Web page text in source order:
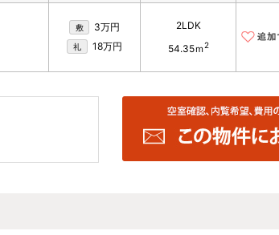
敷 3万円
礼 18万円
2LDK
54.35ｍ2